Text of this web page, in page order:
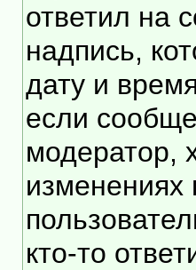
ответил на
надпись,
дату и
если
модератор,
изменениях
кто-то